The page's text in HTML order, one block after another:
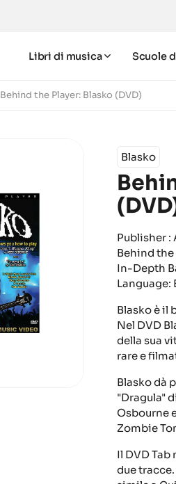
Libri di musica Scuole
Behind the Player: Blasko (DVD)
Blasko
Publisher :
Behind the
In-Depth
Language:
Blasko è il
Nel DVD
della sua
rare e
Blasko dà
"Dragula"
Osbourne
Zombie
Il DVD
due